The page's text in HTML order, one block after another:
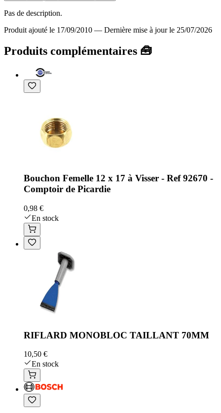
Pas de description.
Produit ajouté le 17/09/2010 — Dernière mise à jour le 25/07/2026
Produits complémentaires 🧰
Bouchon Femelle 12 x 17 à Visser - Ref 92670 -
Comptoir de Picardie
0,98 €
En stock
RIFLARD MONOBLOC TAILLANT 70MM
10,50 €
En stock